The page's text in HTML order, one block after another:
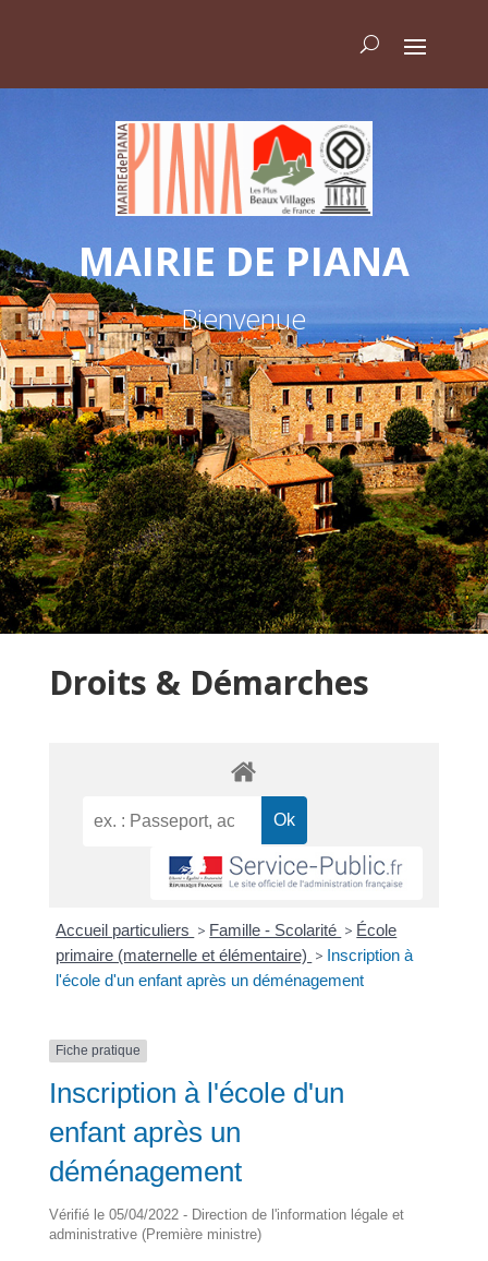
MAIRIE DE PIANA
Bienvenue
Droits & Démarches
Accueil particuliers > Famille - Scolarité > École
primaire (maternelle et élémentaire) > Inscription à
l'école d'un enfant après un déménagement
Fiche pratique
Inscription à l'école d'un
enfant après un
déménagement
Vérifié le 05/04/2022 - Direction de l'information légale et
administrative (Première ministre)